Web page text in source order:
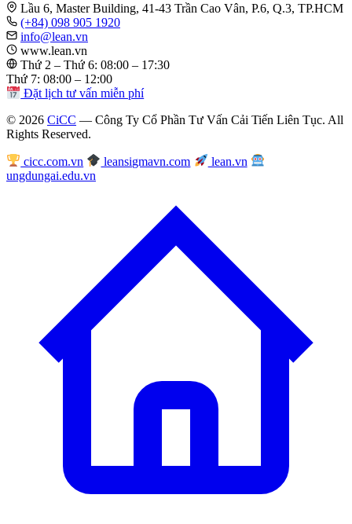
Lầu 6, Master Building, 41-43 Trần Cao Vân, P.6, Q.3, TP.HCM
(+84) 098 905 1920
info@lean.vn
www.lean.vn
Thứ 2 – Thứ 6: 08:00 – 17:30
Thứ 7: 08:00 – 12:00
Đặt lịch tư vấn miễn phí
© 2026 CiCC — Công Ty Cổ Phần Tư Vấn Cải Tiến Liên Tục. All
Rights Reserved.
cicc.com.vn leansigmavn.com
lean.vn
ungdungai.edu.vn